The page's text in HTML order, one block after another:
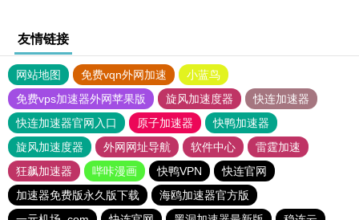
友情链接
网站地图 免费vqn外网加速
小蓝鸟
免费vps加速器外网苹果版
旋风加速度器
快连加速器
快连加速器官网入口
原子加速器
快鸭加速器
旋风加速度器
外网网址导航 软件中心
雷霆加速
狂飙加速器
哔咔漫画 快鸭VPN
快连官网
加速器免费版永久版下载
海鸥加速器官方版